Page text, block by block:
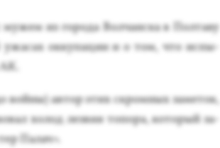
из го­рода Вол­чан­ска в Пол­та­ву
ужа­сах ок­ку­пации и о том, что ис­пы­
вой­ны) ав­тор этих скром­ных за­меток,
хо­лод лез­вия то­пора, ко­торый за­
Па­лач».